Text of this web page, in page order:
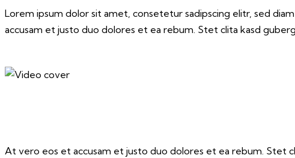
Lorem ipsum dolor sit amet, consetetur sadipscing elitr, sed
accusam et justo duo dolores et ea rebum. Stet clita kasd
At vero eos et accusam et justo duo dolores et ea rebum. Stet